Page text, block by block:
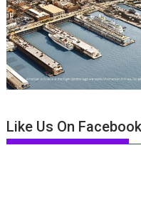
Like Us On Facebook